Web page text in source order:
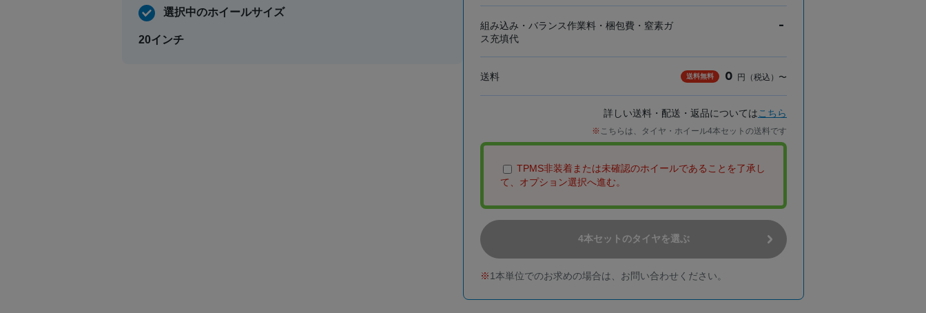
選択中のホイールサイズ
20インチ
組み込み・バランス作業料・梱包費・窒素ガ
ス充填代
-
送料 送料無料 0 円（税込）〜
詳しい送料・配送・返品については こちら
こちらは、タイヤ・ホイール4本セットの送料です
TPMS非装着または未確認のホイールであることを了承し
て、オプション選択へ進む。
4本セットのタイヤを選ぶ
1本単位でのお求めの場合は、お問い合わせください。